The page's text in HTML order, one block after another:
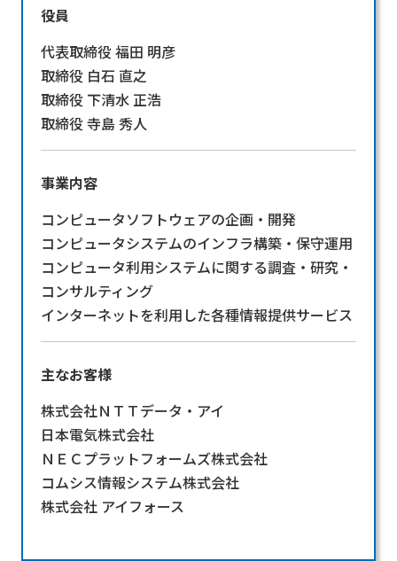
役員
代表取締役 福田 明彦
取締役 白石 直之
取締役 下清水 正浩
取締役 寺島 秀人
事業内容
コンピュータソフトウェアの企画・開発
コンピュータシステムのインフラ構築・保守運用
コンピュータ利用システムに関する調査・研究・
コンサルティング
インターネットを利用した各種情報提供サービス
主なお客様
株式会社ＮＴＴデータ・アイ
日本電気株式会社
ＮＥＣプラットフォームズ株式会社
コムシス情報システム株式会社
株式会社 アイフォース